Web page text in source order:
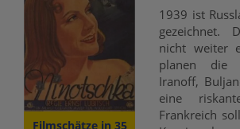
Filmschätze in 35
1939 ist
gezeichnet.
nicht weiter
planen die
Iranoff,
eine
Frankreich